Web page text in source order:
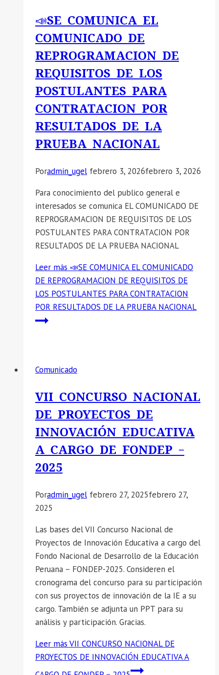
📣SE COMUNICA EL
COMUNICADO DE
REPROGRAMACION DE
REQUISITOS DE LOS
POSTULANTES PARA
CONTRATACION POR
RESULTADOS DE LA
PRUEBA NACIONAL
Poradmin_ugel febrero 3, 2026febrero 3, 2026
Para conocimiento del publico general e
interesados se comunica EL COMUNICADO DE
REPROGRAMACION DE REQUISITOS DE LOS
POSTULANTES PARA CONTRATACION POR
RESULTADOS DE LA PRUEBA NACIONAL
Leer más 📣SE COMUNICA EL COMUNICADO
DE REPROGRAMACION DE REQUISITOS DE
LOS POSTULANTES PARA CONTRATACION
POR RESULTADOS DE LA PRUEBA NACIONAL
Comunicado
VII CONCURSO NACIONAL
DE PROYECTOS DE
INNOVACIÓN EDUCATIVA
A CARGO DE FONDEP –
2025
Poradmin_ugel febrero 27, 2025febrero 27,
2025
Las bases del VII Concurso Nacional de
Proyectos de Innovación Educativa a cargo del
Fondo Nacional de Desarrollo de la Educación
Peruana – FONDEP-2025. Consideren el
cronograma del concurso para su participación
con sus proyectos de innovación de la IE a su
cargo. También se adjunta un PPT para su
análisis y participación. Gracias.
Leer más VII CONCURSO NACIONAL DE
PROYECTOS DE INNOVACIÓN EDUCATIVA A